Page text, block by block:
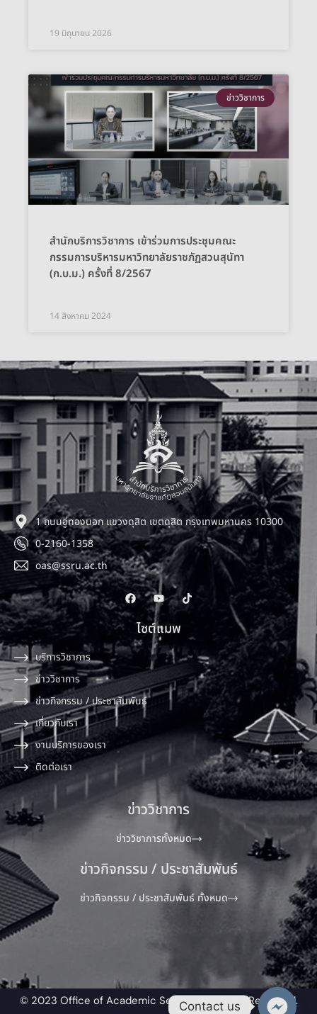
19 มิถุนายน 2026
ข่าววิชาการ
สำนักบริการวิชาการ เข้าร่วมการประชุมคณะ
กรรมการบริหารมหาวิทยาลัยราชภัฏสวนสุนัทา
(ก.บ.ม.) ครั้งที่ 8/2567
14 สิงหาคม 2024
1 ถนนอู่ทองนอก แขวงดุสิต เขตดุสิต กรุงเทพมหานคร 10300
0-2160-1358
oas@ssru.ac.th
ไซต์แมพ
บริการวิชาการ
ข่าววิชาการ
ข่าวกิจกรรม / ประชาสัมพันธ์
เกี่ยวกับเรา
งานบริการของเรา
ติดต่อเรา
ข่าววิชาการ
ข่าววิชาการทั้งหมด
ข่าวกิจกรรม / ประชาสัมพันธ์
ข่าวกิจกรรม / ประชาสัมพันธ์ ทั้งหมด
© 2023 Office of Academic Service All Rights Reserved.​
Contact us